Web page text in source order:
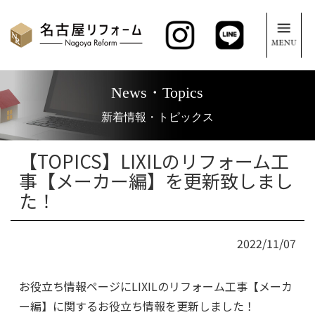
News・Topics
新着情報・トピックス
【TOPICS】LIXILのリフォーム工
事【メーカー編】を更新致しまし
た！
2022/11/07
お役立ち情報ページにLIXILのリフォーム工事【メーカ
ー編】に関するお役立ち情報を更新しました！